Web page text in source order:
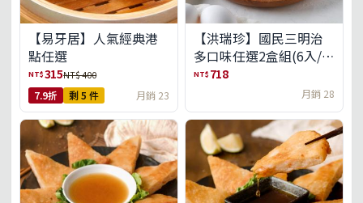
【易牙居】人氣經典港
點任選
NT$315NT$ 400
7.9折 剩 5 件 月銷 23
【洪瑞珍】國民三明治
多口味任選2盒組(6入/
盒)(免運)
NT$ 718
月銷 28